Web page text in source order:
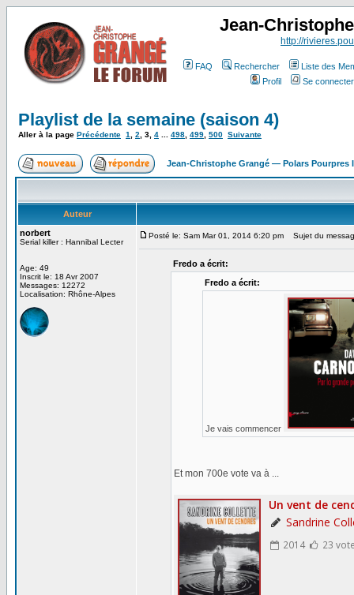
Jean-
http://
FAQ Rechercher
Liste des
Profil
Se
Playlist de la semaine (saison 4)
Aller à la page Précédente 1 2 3 4 498 499 500 Suivante
Jean-Christophe Grangé — Polars Pourpres
Auteur
norbert
Serial killer : Hannibal Lecter
Age: 49
Inscrit le: 18 Avr 2007
Messages: 12272
Localisation: Rhône-Alpes
Posté le: Sam Mar 01, 2014 6:20 pm Sujet du
Fredo a écrit:
Fredo a écrit:
Je vais commencer
Et mon 700e vote va à ...